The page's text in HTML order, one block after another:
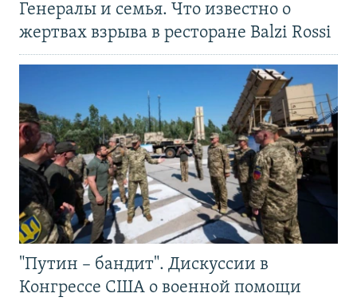
Генералы и семья. Что известно о
жертвах взрыва в ресторане Balzi Rossi
"Путин – бандит". Дискуссии в
Конгрессе США о военной помощи